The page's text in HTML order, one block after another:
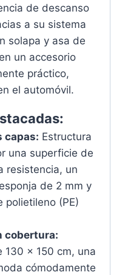
de descanso
a su sistema
solapa y asa de
un accesorio
práctico,
el automóvil.
capas: Estructura
una superficie de
resistencia, un
de 2 mm y
polietileno (PE)
cobertura:
130 x 150 cm, una
cómodamente